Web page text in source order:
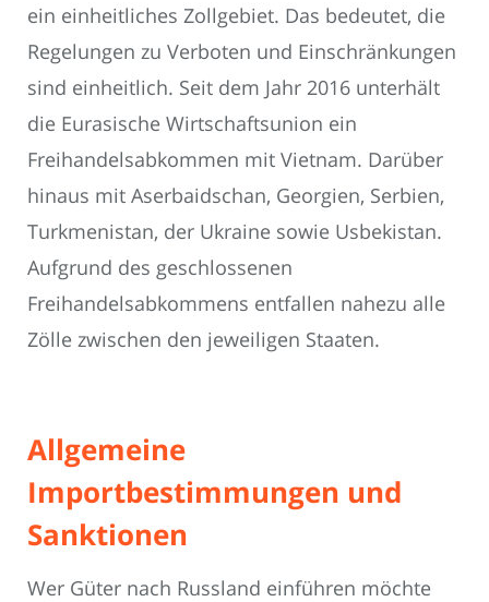
ein einheitliches Zollgebiet. Das bedeutet, die
Regelungen zu Verboten und Einschränkungen
sind einheitlich. Seit dem Jahr 2016 unterhält
die Eurasische Wirtschaftsunion ein
Freihandelsabkommen mit Vietnam. Darüber
hinaus mit Aserbaidschan, Georgien, Serbien,
Turkmenistan, der Ukraine sowie Usbekistan.
Aufgrund des geschlossenen
Freihandelsabkommens entfallen nahezu alle
Zölle zwischen den jeweiligen Staaten.
Allgemeine
Importbestimmungen und
Sanktionen
Wer Güter nach Russland einführen möchte